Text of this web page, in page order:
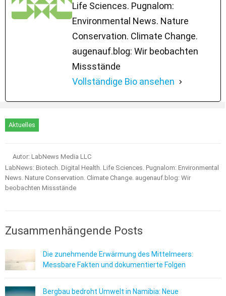
Life Sciences. Pugnalom:
Environmental News. Nature
Conservation. Climate Change.
augenauf.blog: Wir beobachten
Missstände
Vollständige Bio ansehen
Aktuelles
Autor: LabNews Media LLC
LabNews: Biotech. Digital Health. Life Sciences. Pugnalom: Environmental
News. Nature Conservation. Climate Change. augenauf.blog: Wir
beobachten Missstände
Zusammenhängende Posts
Die zunehmende Erwärmung des Mittelmeers:
Messbare Fakten und dokumentierte Folgen
Bergbau bedroht Umwelt in Namibia: Neue